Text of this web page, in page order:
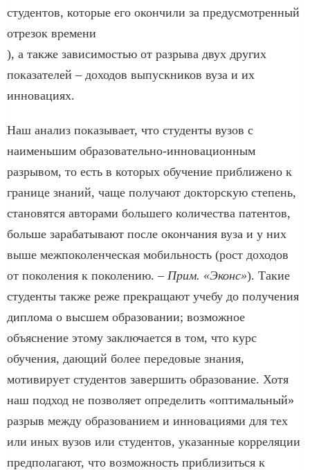
студентов, которые его окончили за предусмотренный
отрезок времени
), а также зависимостью от разрыва двух других
показателей – доходов выпускников вуза и их
инновациях.
Наш анализ показывает, что студенты вузов с
наименьшим образовательно-инновационным
разрывом, то есть в которых обучение приближено к
границе знаний, чаще получают докторскую степень,
становятся авторами большего количества патентов,
больше зарабатывают после окончания вуза и у них
выше межпоколенческая мобильность (рост доходов
от поколения к поколению. – Прим. «Эконс»). Такие
студенты также реже прекращают учебу до получения
диплома о высшем образовании; возможное
объяснение этому заключается в том, что курс
обучения, дающий более передовые знания,
мотивирует студентов завершить образование. Хотя
наш подход не позволяет определить «оптимальный»
разрыв между образованием и инновациями для тех
или иных вузов или студентов, указанные корреляции
предполагают, что возможность приблизиться к